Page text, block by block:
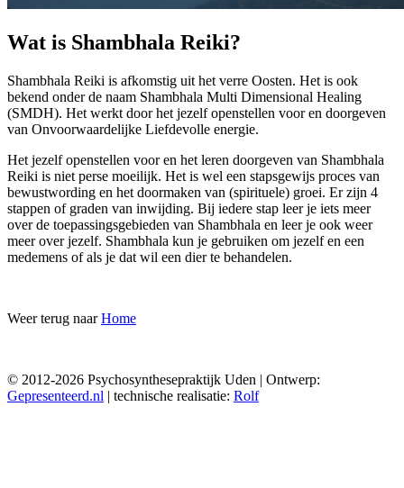
Wat is Shambhala Reiki?
Shambhala Reiki is afkomstig uit het verre Oosten. Het is ook
bekend onder de naam Shambhala Multi Dimensional Healing
(SMDH). Het werkt door het jezelf openstellen voor en doorgeven
van Onvoorwaardelijke Liefdevolle energie.
Het jezelf openstellen voor en het leren doorgeven van Shambhala
Reiki is niet perse moeilijk. Het is wel een stapsgewijs proces van
bewustwording en het doormaken van (spirituele) groei. Er zijn 4
stappen of graden van inwijding. Bij iedere stap leer je iets meer
over de toepassingsgebieden van Shambhala en leer je ook weer
meer over jezelf. Shambhala kun je gebruiken om jezelf en een
medemens of als je dat wil een dier te behandelen.
Weer terug naarHome
© 2012-2026 Psychosynthesepraktijk Uden | Ontwerp:
Gepresenteerd.nl | technische realisatie: Rolf